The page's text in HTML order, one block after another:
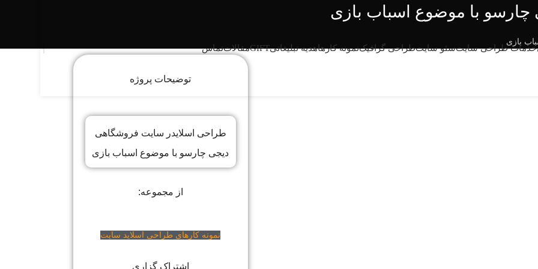
خدمات طراحی سایتسئو سایتطراحی گرافیکنمونه کارهاهدیه تبلیغاتیGIFTمقالاتتماس
با موضوع اسباب بازی
بازی
توضیحات پروژه
طراحی اسلایدر سایت فروشگاهی
دیجی چارسو با موضوع اسباب بازی
از مجموعه:
نمونه کارهای طراحی اسلاید سایت
اشتراک گزاری